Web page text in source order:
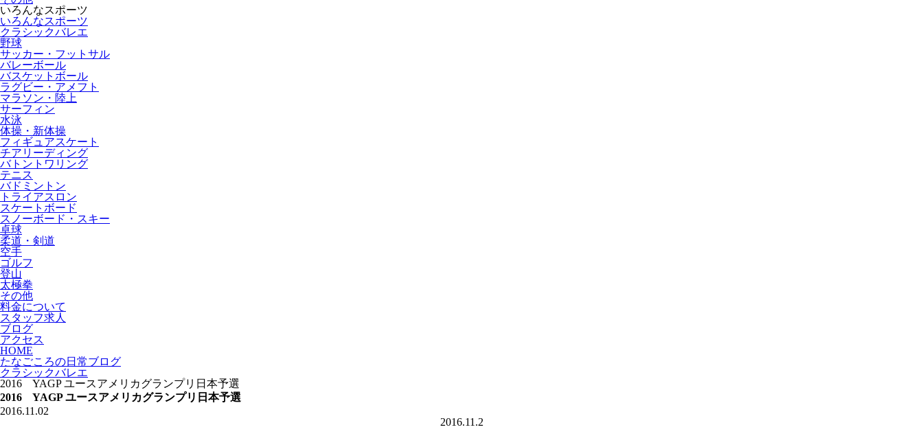
いろんなスポーツ
いろんなスポーツ
クラシックバレエ
野球
サッカー・フットサル
バレーボール
バスケットボール
ラグビー・アメフト
マラソン・陸上
サーフィン
水泳
体操・新体操
フィギュアスケート
チアリーディング
バトントワリング
テニス
バドミントン
トライアスロン
スケートボード
スノーボード・スキー
卓球
柔道・剣道
空手
ゴルフ
登山
太極拳
その他
料金について
スタッフ求人
ブログ
アクセス
HOME
たなごころの日常ブログ
クラシックバレエ
2016 YAGP ユースアメリカグランプリ日本予選
2016 YAGP ユースアメリカグランプリ日本予選
2016.11.02
2016.11.2